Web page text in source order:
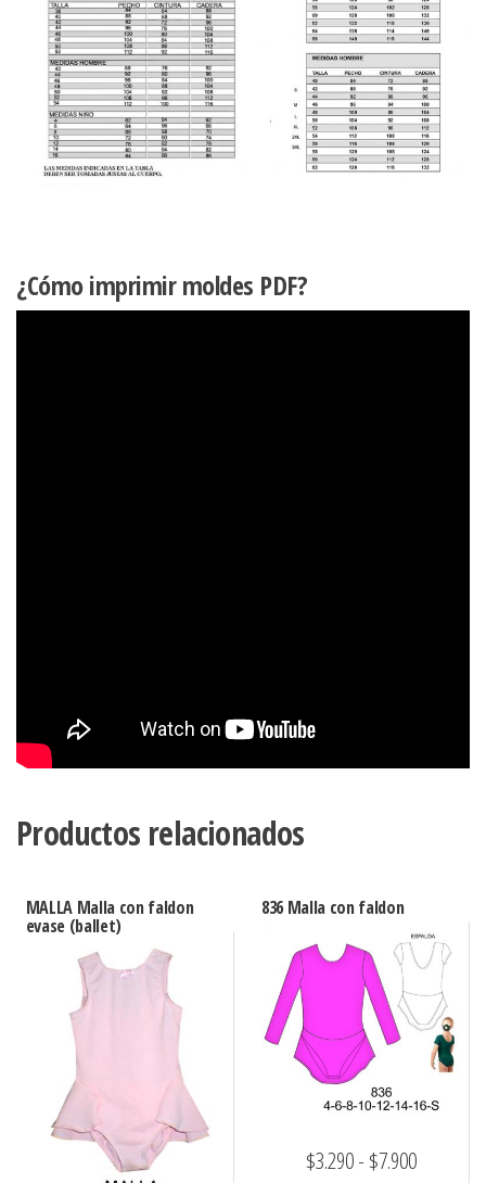
¿Cómo imprimir moldes PDF?
Productos relacionados
MALLA Malla con faldon
evase (ballet)
836 Malla con faldon
$3.290- $7.900Rango